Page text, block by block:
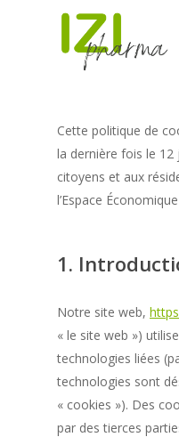
Cette politique de
la dernière fois le 12
citoyens et aux
l’Espace
1.
Notre site web,
« le site web »)
technologies liées
technologies sont
« cookies »). Des
par des tierces